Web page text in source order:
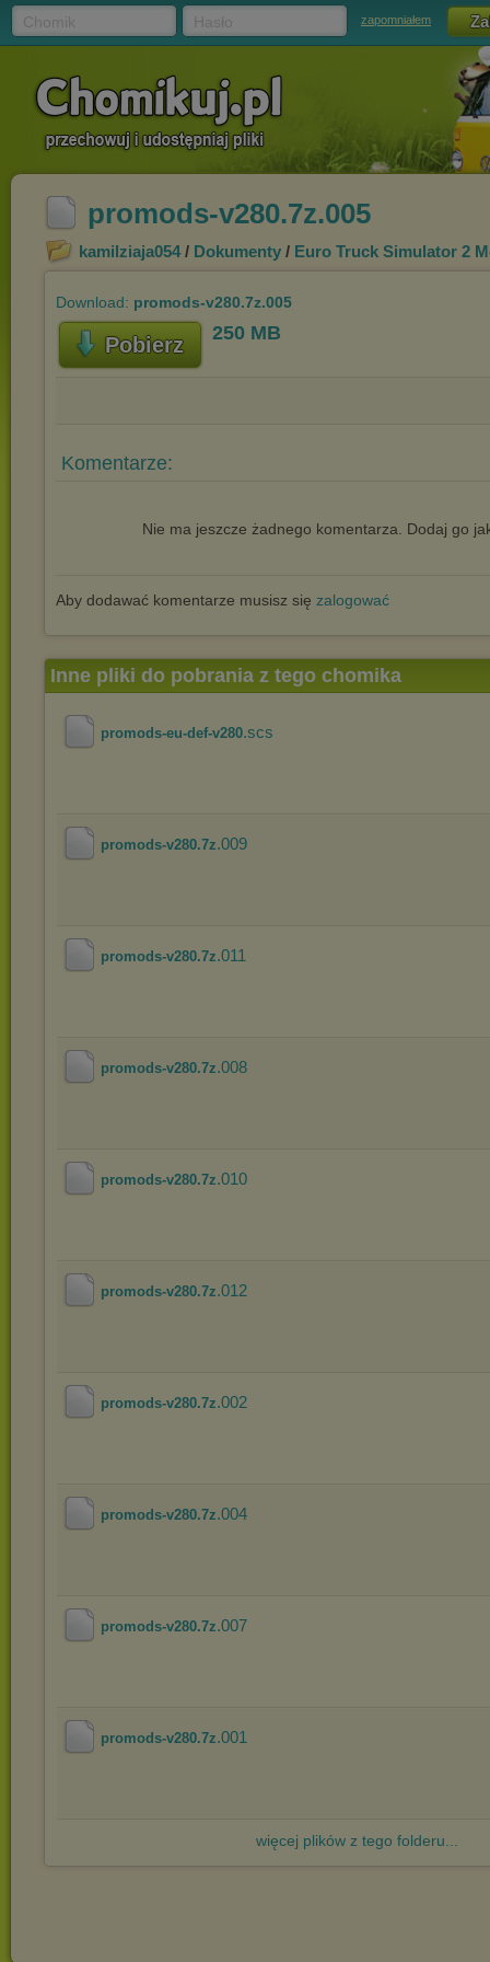
zapomniałem
promods-v280.7z.005
kamilziaja054/ Dokumenty / Euro Truck Simulator 2
Download: promods-v280.7z.005
Pobierz 250 MB
Komentarze:
Nie ma jeszcze żadnego komentarza. Dodaj go
Aby dodawać komentarze musisz się zalogować
Inne pliki do pobrania z tego chomika
promods-eu-def-v280.scs
promods-v280.7z.009
promods-v280.7z.011
promods-v280.7z.008
promods-v280.7z.010
promods-v280.7z.012
promods-v280.7z.002
promods-v280.7z.004
promods-v280.7z.007
promods-v280.7z.001
więcej plików z tego folderu...